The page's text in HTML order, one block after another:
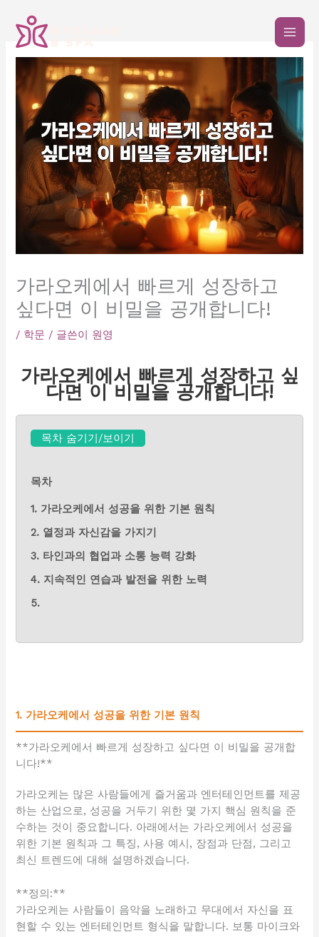
가라오케에서 빠르게 성장하고
싶다면 이 비밀을 공개합니다!
/ 학문 / 글쓴이 원영
가라오케에서 빠르게 성장하고 싶
다면 이 비밀을 공개합니다!
목차 숨기기/보이기
목차
1. 가라오케에서 성공을 위한 기본 원칙
2. 열정과 자신감을 가지기
3. 타인과의 협업과 소통 능력 강화
4. 지속적인 연습과 발전을 위한 노력
5.
1. 가라오케에서 성공을 위한 기본 원칙
**가라오케에서 빠르게 성장하고 싶다면 이 비밀을 공개합
니다!**
가라오케는 많은 사람들에게 즐거움과 엔터테인먼트를 제공
하는 산업으로, 성공을 거두기 위한 몇 가지 핵심 원칙을 준
수하는 것이 중요합니다. 아래에서는 가라오케에서 성공을
위한 기본 원칙과 그 특징, 사용 예시, 장점과 단점, 그리고
최신 트렌드에 대해 설명하겠습니다.
**정의:**
가라오케는 사람들이 음악을 노래하고 무대에서 자신을 표
현할 수 있는 엔터테인먼트 형식을 말합니다. 보통 마이크와